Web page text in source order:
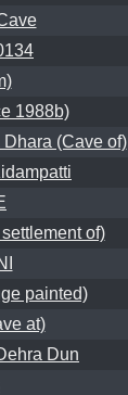
1988b)
(Cave of)
of)
painted)
at)
Dun